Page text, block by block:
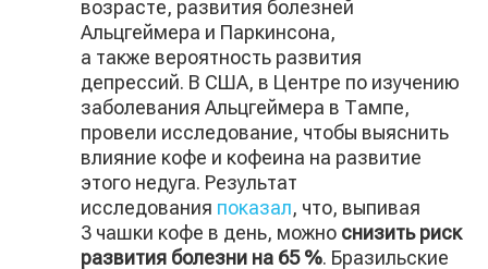
возрасте, развития болезней
Альцгеймера и Паркинсона,
а также вероятность развития
депрессий. В США, в Центре по изучению
заболевания Альцгеймера в Тампе,
провели исследование, чтобы выяснить
влияние кофе и кофеина на развитие
этого недуга. Результат
исследования показал, что, выпивая
3 чашки кофе в день, можно снизить риск
развития болезни на 65 %. Бразильские